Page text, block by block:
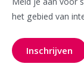
het gebied van
Inschrijven
voor